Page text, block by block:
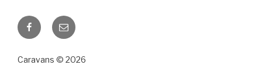
FacebookEmail
Caravans © 2026